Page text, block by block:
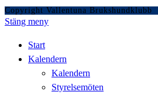
Copyright Vallentuna Brukshundklubb
Stäng meny
Start
Kalendern
Kalendern
Styrelsemöten